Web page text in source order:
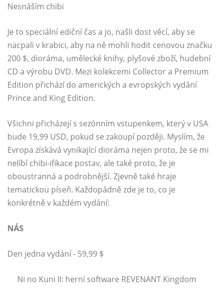
Nesnáším chibi
Je to speciální ediční čas a jo, našli dost věcí, aby se
nacpali v krabici, aby na ně mohli hodit cenovou značku
200 $, dioráma, umělecké knihy, plyšové zboží, hudební
CD a výrobu DVD. Mezi kolekcemi Collector a Premium
Edition přichází do amerických a evropských vydání
Prince and King Edition.
Všichni přicházejí s sezónním vstupenkem, který v USA
bude 19,99 USD, pokud se zakoupí později. Myslím, že
Evropa získává vynikající dioráma nejen proto, že se mi
nelíbí chibi-ifikace postav, ale také proto, že je
oboustranná a podrobnější. Zjevně také hraje
tematickou píseň. Každopádně zde je to, co je
konkrétně v každém vydání:
NÁS
Den jedna vydání - 59,99 $
Ni no Kuni II: herní software REVENANT Kingdom